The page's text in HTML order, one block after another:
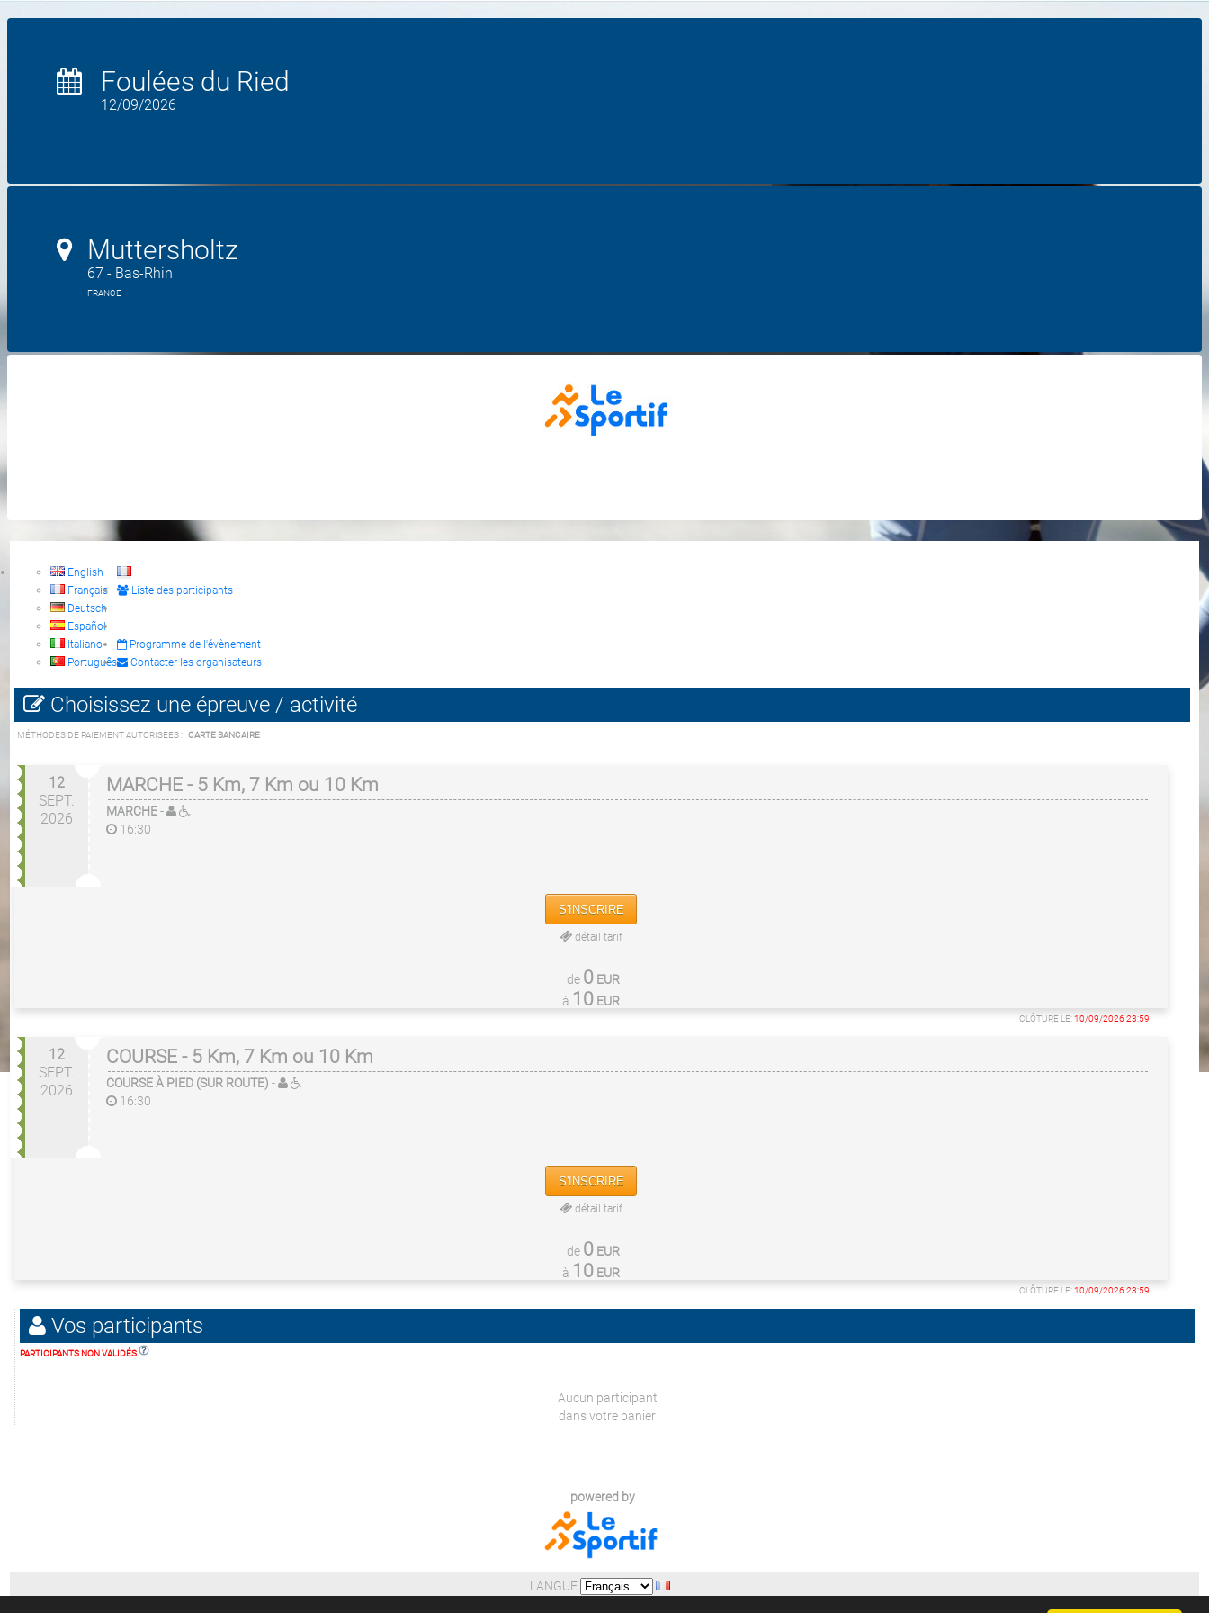
Foulées du Ried
12/09/2026
Muttersholtz
67 - Bas-Rhin
FRANCE
English
Français
Deutsch
Español
Italiano
Português
Liste des participants
Programme de l'évènement
Contacter les organisateurs
Choisissez une épreuve / activité
MÉTHODES DE PAIEMENT AUTORISÉES : CARTE BANCAIRE
12
SEPT.
2026
MARCHE - 5 Km, 7 Km ou 10 Km
MARCHE-
16:30
S'INSCRIRE
détail tarif
de 0 EUR
à 10 EUR
CLÔTURE LE:10/09/2026 23:59
12
SEPT.
2026
COURSE - 5 Km, 7 Km ou 10 Km
COURSE À PIED (SUR ROUTE) -
16:30
S'INSCRIRE
détail tarif
de 0 EUR
à 10 EUR
CLÔTURE LE:10/09/2026 23:59
Vos participants
PARTICIPANTS NON VALIDÉS
Aucun participant
dans votre panier
powered by
LANGUE